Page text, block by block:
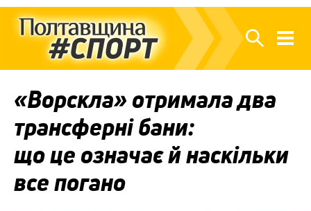
«Ворскла» отримала два
трансферні бани:
що це означає й наскільки
все погано